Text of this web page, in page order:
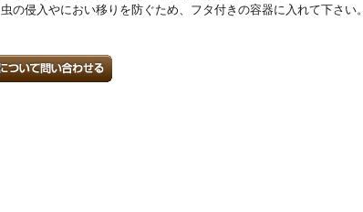
虫の侵入やにおい移りを防ぐため、フタ付きの容器に入れて下さい。